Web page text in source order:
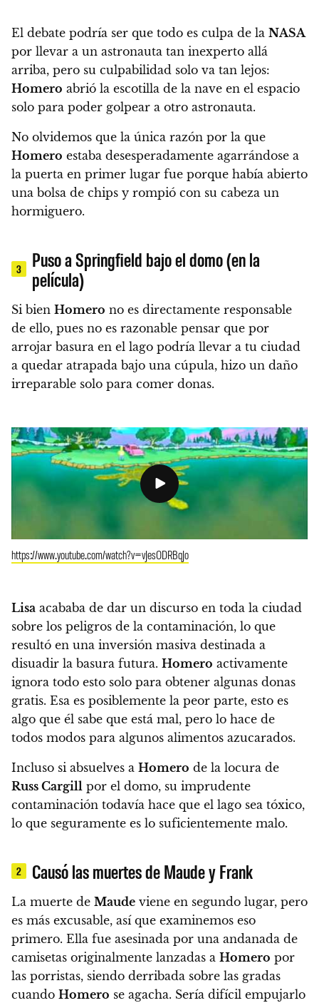
El debate podría ser que todo es culpa de la NASA
por llevar a un astronauta tan inexperto allá
arriba, pero su culpabilidad solo va tan lejos:
Homero abrió la escotilla de la nave en el espacio
solo para poder golpear a otro astronauta.
No olvidemos que la única razón por la que
Homero estaba desesperadamente agarrándose a
la puerta en primer lugar fue porque había abierto
una bolsa de chips y rompió con su cabeza un
hormiguero.
3
Puso a Springfield bajo el domo (en la
película)
Si bien Homero no es directamente responsable
de ello, pues no es razonable pensar que por
arrojar basura en el lago podría llevar a tu ciudad
a quedar atrapada bajo una cúpula, hizo un daño
irreparable solo para comer donas.
https://www.youtube.com/watch?v=vJesODRBqJo
Lisa acababa de dar un discurso en toda la ciudad
sobre los peligros de la contaminación, lo que
resultó en una inversión masiva destinada a
disuadir la basura futura. Homero activamente
ignora todo esto solo para obtener algunas donas
gratis. Esa es posiblemente la peor parte, esto es
algo que él sabe que está mal, pero lo hace de
todos modos para algunos alimentos azucarados.
Incluso si absuelves a Homero de la locura de
Russ Cargill por el domo, su imprudente
contaminación todavía hace que el lago sea tóxico,
lo que seguramente es lo suficientemente malo.
2 Causó las muertes de Maude y Frank
La muerte de Maude viene en segundo lugar, pero
es más excusable, así que examinemos eso
primero. Ella fue asesinada por una andanada de
camisetas originalmente lanzadas a Homero por
las porristas, siendo derribada sobre las gradas
cuando Homero se agacha. Sería difícil empujarlo